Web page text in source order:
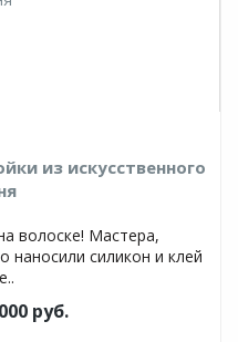
из искусственного
волоске! Мастера,
наносили силикон и клей
руб.